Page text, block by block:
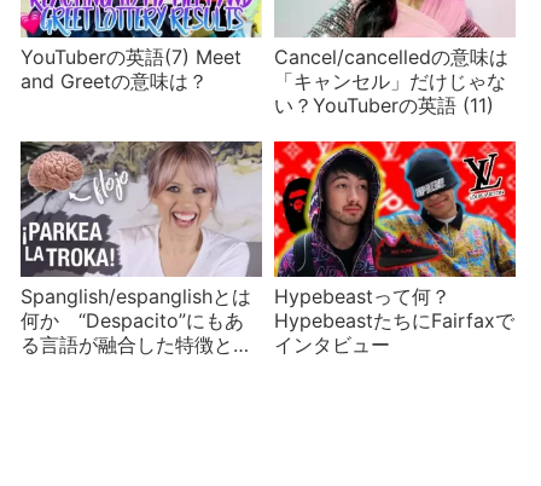
YouTuberの英語(7) Meet
and Greetの意味は？
Cancel/cancelledの意味は
「キャンセル」だけじゃな
い？YouTuberの英語 (11)
Spanglish/espanglishとは
何か “Despacito”にもあ
る言語が融合した特徴と
Hypebeastって何？
HypebeastたちにFairfaxで
インタビュー